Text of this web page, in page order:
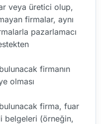
veya üretici olup,
firmalar, aynı
pazarlamacı
firmanın
olması
firma, fuar
belgeleri (örneğin,